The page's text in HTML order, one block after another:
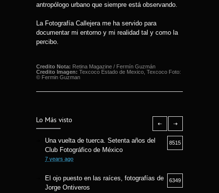
antropólogo urbano que siempre está observando.
La Fotografía Callejera me ha servido para
documentar mi entorno y mi realidad tal y como la
percibo.
Credito Nota: Retina Magazine / Fermín Guzmán
Credito Imagen: Texcoco Estado de Mexico, Texcoco Foto:
© Fermin Guzman
Lo Más visto
Una vuelta de tuerca. Setenta años del
Club Fotográfico de México
8515
7 years ago
El ojo puesto en las raíces, fotografías de
Jorge Ontiveros
6349